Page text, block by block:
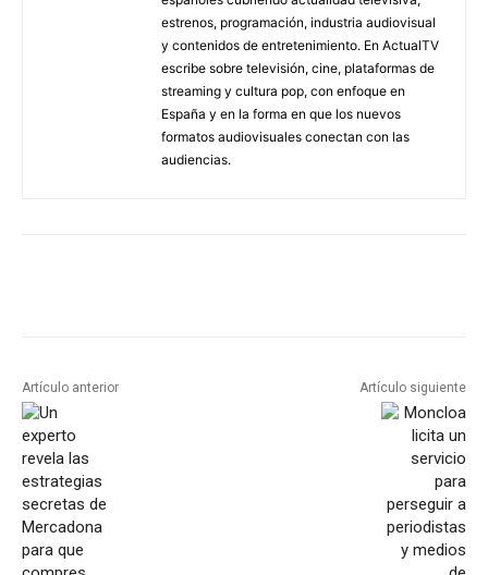
estrenos, programación, industria audiovisual
y contenidos de entretenimiento. En ActualTV
escribe sobre televisión, cine, plataformas de
streaming y cultura pop, con enfoque en
España y en la forma en que los nuevos
formatos audiovisuales conectan con las
audiencias.
Artículo anterior Artículo siguiente